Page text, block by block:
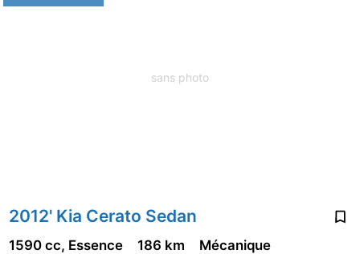
sans photo
2012' Kia Cerato Sedan
1590 cc, Essence 186 km
Mécanique